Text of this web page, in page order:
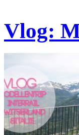
Vlog: